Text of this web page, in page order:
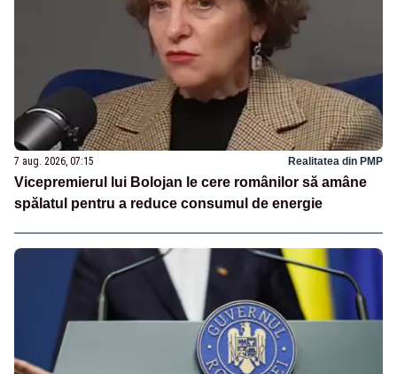
7 aug. 2026, 07:15 Realitatea din PMP
Vicepremierul lui Bolojan le cere românilor să amâne
spălatul pentru a reduce consumul de energie